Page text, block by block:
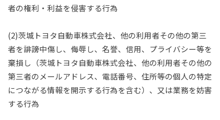
者の権利・利益を侵害する行為
(2)茨城トヨタ自動車株式会社、他の利用者その他の第三
者を誹謗中傷し、侮辱し、名誉、信用、プライバシー等を
棄損し（茨城トヨタ自動車株式会社、他の利用者その他の
第三者のメールアドレス、電話番号、住所等の個人の特定
につながる情報を開示する行為を含む）、又は業務を妨害
する行為